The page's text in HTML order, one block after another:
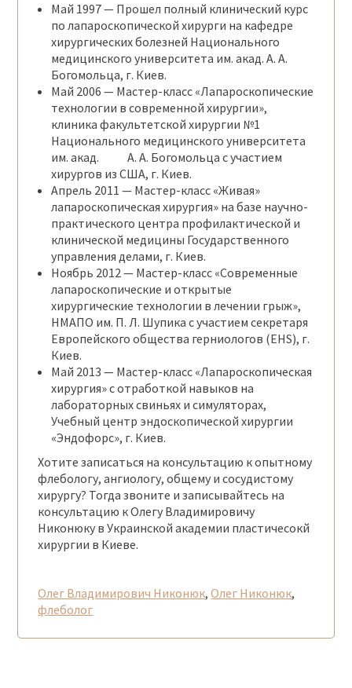
Май 1997— Прошел полный клинический курс
по лапароскопической хирурги на кафедре
хирургических болезней Национального
медицинского университета им. акад. А. А.
Богомольца, г. Киев.
Май 2006 — Мастер-класс «Лапароскопические
технологии в современной хирургии»,
клиника факультетской хирургии №1
Национального медицинского университета
им. акад. А. А. Богомольца с участием
хирургов из США, г. Киев.
Апрель 2011 — Мастер-класс «Живая»
лапароскопическая хирургия» на базе научно-
практического центра профилактической и
клинической медицины Государственного
управления делами, г. Киев.
Ноябрь 2012 — Мастер-класс «Современные
лапароскопические и открытые
хирургические технологии в лечении грыж»,
НМАПО им. П. Л. Шупика с участием секретаря
Европейского общества герниологов (EHS), г.
Киев.
Май 2013 — Мастер-класс «Лапароскопическая
хирургия» с отработкой навыков на
лабораторных свиньях и симуляторах,
Учебный центр эндоскопической хирургии
«Эндофорс», г. Киев.
Хотите записаться на консультацию к опытному
флебологу, ангиологу, общему и сосудистому
хирургу? Тогда звоните и записывайтесь на
консультацию к Олегу Владимировичу
Никонюку в Украинской академии пластичесокй
хирургии в Киеве.
Олег Владимирович Никонюк,Олег Никонюк,
флеболог